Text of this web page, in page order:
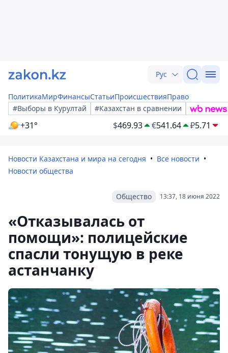
Рус
ПолитикаМирФинансыСтатьиПроисшествияПраво
#Выборы в Курултай
#Казахстан в сравнении
+31° $469.93 €541.64 ₽5.71
Новости Казахстана и мира на сегодня
Все новости
Новости общества
13:37, 18 июня 2022
Общество
«Отказывалась от
помощи»: полицейские
спасли тонущую в реке
астанчанку